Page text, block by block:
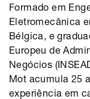
Formado em
Eletromecânica
Bélgica, e
Europeu de
Negócios
Mot acumula 25
experiência em